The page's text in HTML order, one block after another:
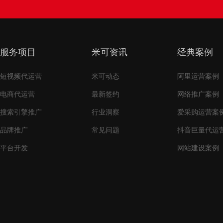
服务项目
短视频代运营
电商代运营
搜索引擎推广
品牌推广
平台开发
米可资讯
米可动态
最新签约
行业洞察
常见问题
经典案例
阿里运营案例
网络推广案例
爱采购运营案
抖音巨量代运
网站建设案例